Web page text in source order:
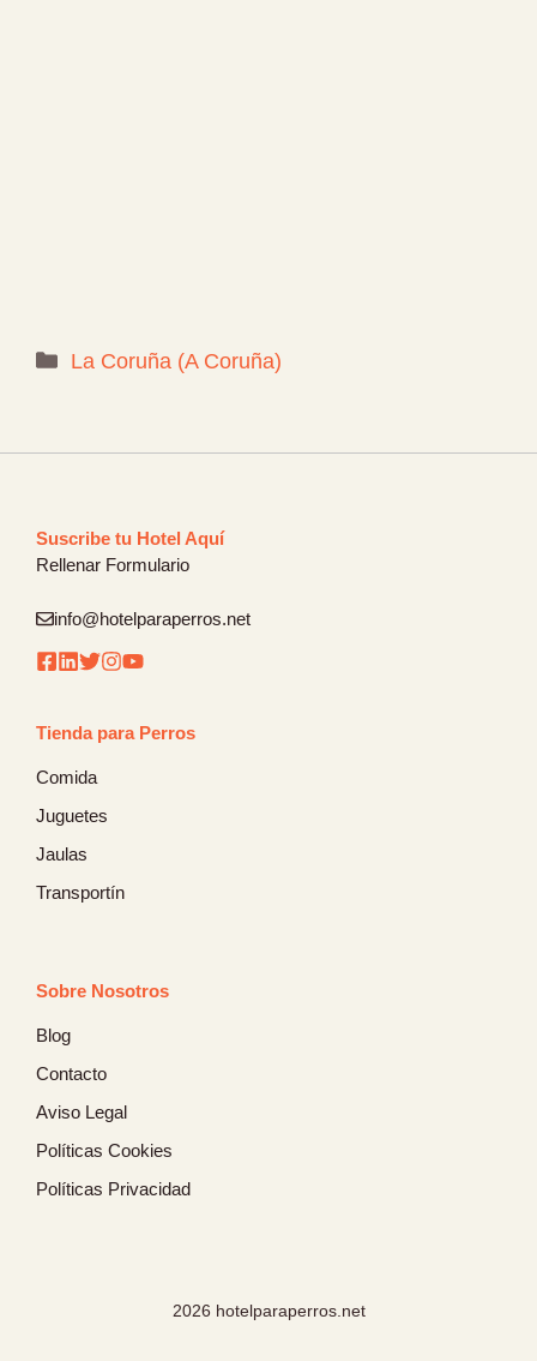
Categorías
La Coruña (A Coruña)
Suscribe tu Hotel Aquí
Rellenar Formulario
info@hotelparaperros.net
Tienda para Perros
Comida
Juguetes
Jaulas
Transportín
Sobre Nosotros
Blog
Contacto
Aviso Legal
Políticas Cookies
Políticas Privacidad
2026 hotelparaperros.net